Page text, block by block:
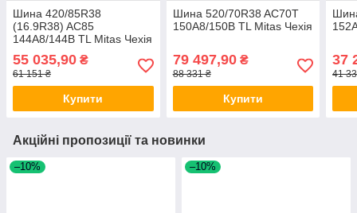
Шина 420/85R38
(16.9R38) AC85
144A8/144B TL Mitas Чехія
55 035,90 ₴
61 151 ₴
Купити
Шина 520/70R38 AC70T
150A8/150B TL Mitas Чехія
79 497,90₴
88 331 ₴
Купити
37
41
Акційні пропозиції та новинки
–10% –10%